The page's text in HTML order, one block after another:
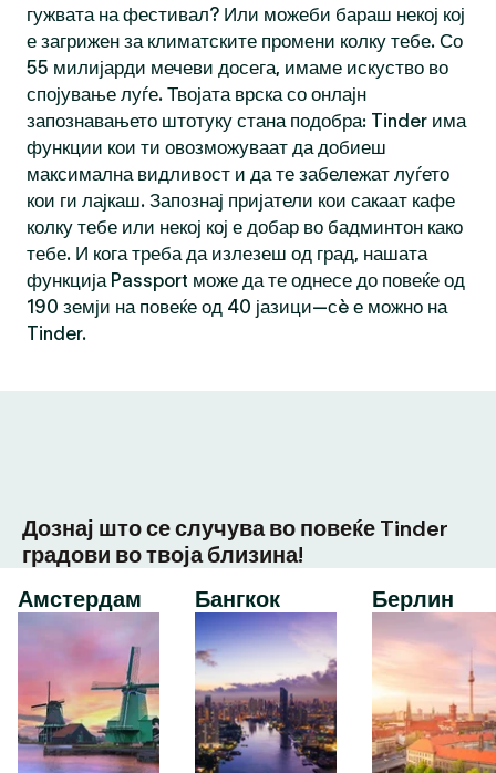
гужвата на фестивал? Или можеби бараш некој кој
е загрижен за климатските промени колку тебе. Со
55 милијарди мечеви досега, имаме искуство во
спојување луѓе. Твојата врска со онлајн
запознавањето штотуку стана подобра: Tinder има
функции кои ти овозможуваат да добиеш
максимална видливост и да те забележат луѓето
кои ги лајкаш. Запознај пријатели кои сакаат кафе
колку тебе или некој кој е добар во бадминтон како
тебе. И кога треба да излезеш од град, нашата
функција Passport може да те однесе до повеќе од
190 земји на повеќе од 40 јазици—сè е можно на
Tinder.
Дознај што се случува во повеќе Tinder
градови во твоја близина!
Амстердам
Бангкок Берлин